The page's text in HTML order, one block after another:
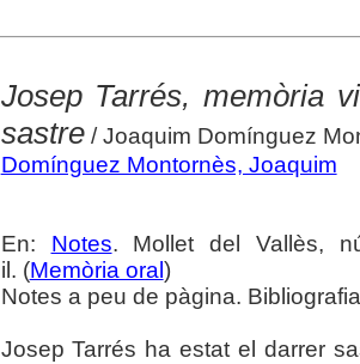
Josep Tarrés, memòria
sastre/ Joaquim Domínguez
Domínguez Montornès, Joaquim
En: Notes. Mollet del Vallès,
il. (Memòria oral )
Notes a peu de pàgina.
Josep Tarrés ha estat el darrer